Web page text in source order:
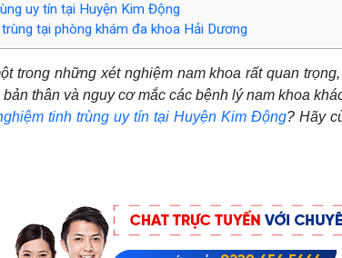
uy tín tại Huyện Kim Động
tại phòng khám đa khoa Hải Dương
trong những xét nghiệm nam khoa rất quan
thân và nguy cơ mắc các bệnh lý nam khoa
tinh trùng uy tín tại Huyện Kim Động? Hãy